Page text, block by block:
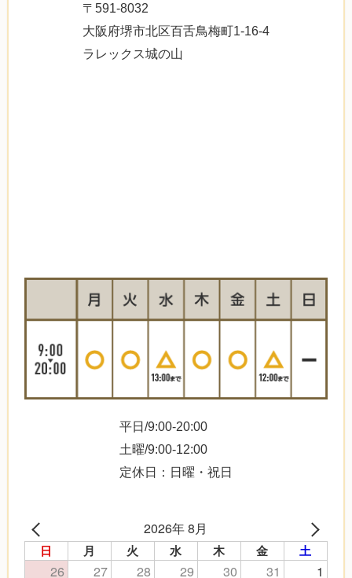
〒591-8032
大阪府堺市北区百舌鳥梅町1-16-4
ラレックス城の山
平日/9:00-20:00
土曜/9:00-12:00
定休日：日曜・祝日
2026年 8月
日 月 火 水 木 金 土
26 27 28 29 30 31 1